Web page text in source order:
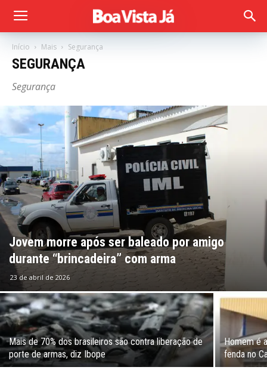
Início Mais Segurança
SEGURANÇA
Segurança
Jovem morre após ser baleado por amigo
durante “brincadeira” com arma
23 de abril de 2026
Mais de 70% dos brasileiros são contra liberação de
porte de armas, diz Ibope
Homem é
fenda no